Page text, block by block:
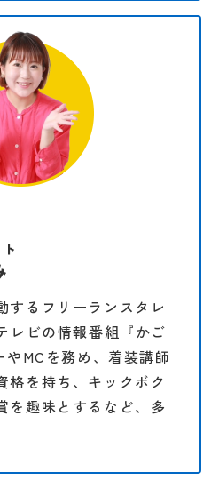
するフリーランスタレ
レビの情報番組『かご
MCを務め、​着装講師
格を持ち、​キックボク
を趣味とするなど、多